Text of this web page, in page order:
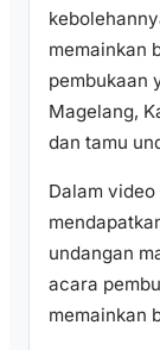
memainkan
pembukaan
Magelang,
dan tamu
Dalam
undangan
acara
memainkan